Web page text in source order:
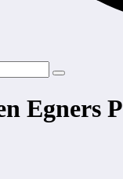
Egners